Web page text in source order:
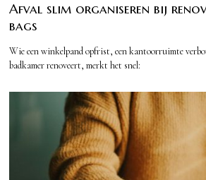
Afval slim organiseren bij
bags
Wie een winkelpand opfrist, een kantoorruimte
badkamer renoveert, merkt het snel: